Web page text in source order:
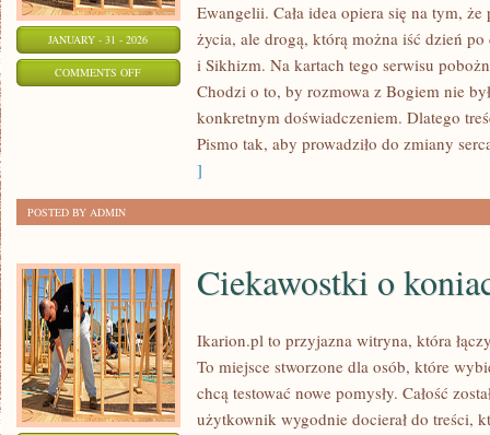
JANUARY - 31 - 2026
COMMENTS OFFON
Ewangelii. Cała idea opiera się na tym,
życia, ale drogą, którą można iść dzień
i Sikhizm. Na kartach tego serwisu
Chodzi o to, by rozmowa z Bogiem nie
konkretnym doświadczeniem. Dlatego
Pismo tak, aby prowadziło do zmiany
]
POSTED BY ADMIN
Ciekawostki o
Ikarion.pl to przyjazna witryna, która
To miejsce stworzone dla osób, które
chcą testować nowe pomysły. Całość
użytkownik wygodnie docierał do treści,